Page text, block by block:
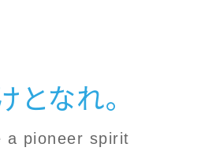
となれ。
a pioneer spirit